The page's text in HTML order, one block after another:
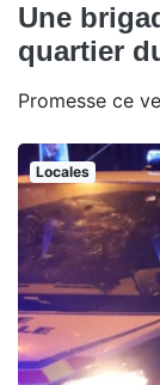
Une
quartier
Promesse ce
Locales